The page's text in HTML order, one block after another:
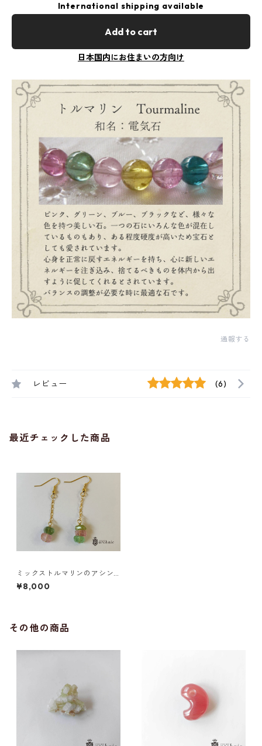
International shipping available
Add to cart
日本国内にお住まいの方向け
通報する
レビュー (6)
最近チェックした商品
ミックストルマリンのアシン
メトリーピアス
¥8,000
その他の商品